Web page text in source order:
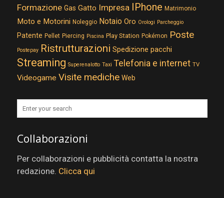
Formazione Gas Gatto Impresa IPhone Matrimonio
Moto e Motorini Noleggio Notaio Oro Orologi Parcheggio
Patente Pellet Piercing Piscina Play Station Pokémon Poste
Postepay Ristrutturazioni Spedizione pacchi
Streaming Superenalotto Taxi Telefonia e internet TV
Videogame Visite mediche Web
Collaborazioni
Per collaborazioni e pubblicità contatta la nostra
redazione. Clicca qui